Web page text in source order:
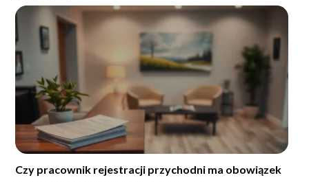
Czy pracownik rejestracji przychodni ma obowiązek